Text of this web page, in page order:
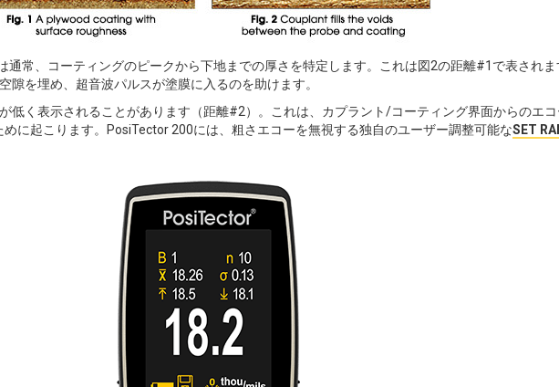
通常、コーティングのピークから下地までの厚さを特定します。これは図2の距離#1で表されま
隙を埋め、超音波パルスが塗膜に入るのを助けます。
低く表示されることがあります（距離#2）。これは、カプラント/コーティング界面からのエコ
に起こります。PosiTector 200には、粗さエコーを無視する独自のユーザー調整可能なSET